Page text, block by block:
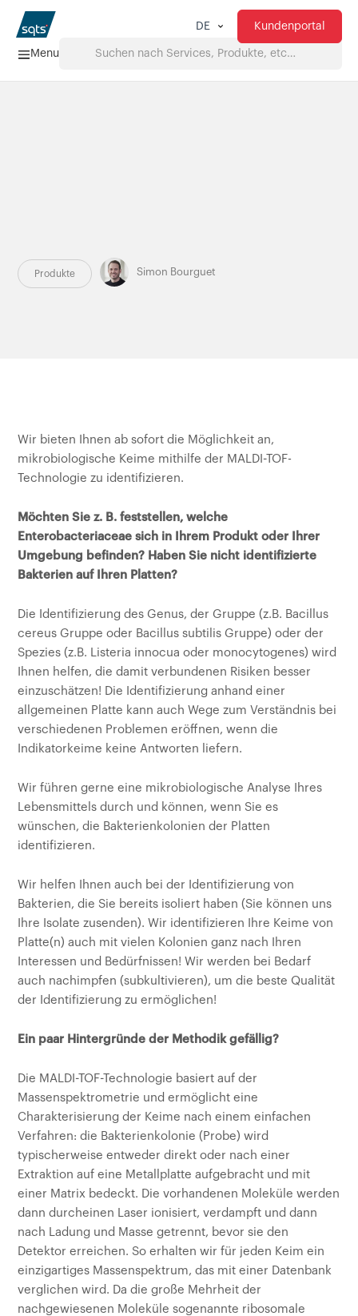
Menu
DE Kundenportal
Über uns
Produkte Simon Bourguet
Wir bieten Ihnen ab sofort die Möglichkeit an,
mikrobiologische Keime mithilfe der MALDI-TOF-
Technologie zu identifizieren.
Möchten Sie z. B. feststellen, welche
Enterobacteriaceae sich in Ihrem Produkt oder Ihrer
Umgebung befinden? Haben Sie nicht identifizierte
Bakterien auf Ihren Platten?
Die Identifizierung des Genus, der Gruppe (z.B. Bacillus
cereus Gruppe oder Bacillus subtilis Gruppe) oder der
Spezies (z.B. Listeria innocua oder monocytogenes) wird
Ihnen helfen, die damit verbundenen Risiken besser
einzuschätzen! Die Identifizierung anhand einer
allgemeinen Platte kann auch Wege zum Verständnis bei
verschiedenen Problemen eröffnen, wenn die
Indikatorkeime keine Antworten liefern.
Wir führen gerne eine mikrobiologische Analyse Ihres
Lebensmittels durch und können, wenn Sie es
wünschen, die Bakterienkolonien der Platten
identifizieren.
Wir helfen Ihnen auch bei der Identifizierung von
Bakterien, die Sie bereits isoliert haben (Sie können uns
Ihre Isolate zusenden). Wir identifizieren Ihre Keime von
Platte(n) auch mit vielen Kolonien ganz nach Ihren
Interessen und Bedürfnissen! Wir werden bei Bedarf
auch nachimpfen (subkultivieren), um die beste Qualität
der Identifizierung zu ermöglichen!
Ein paar Hintergründe der Methodik gefällig?
Die MALDI-TOF-Technologie basiert auf der
Massenspektrometrie und ermöglicht eine
Charakterisierung der Keime nach einem einfachen
Verfahren: die Bakterienkolonie (Probe) wird
typischerweise entweder direkt oder nach einer
Extraktion auf eine Metallplatte aufgebracht und mit
einer Matrix bedeckt. Die vorhandenen Moleküle werden
dann durcheinen Laser ionisiert, verdampft und dann
nach Ladung und Masse getrennt, bevor sie den
Detektor erreichen. So erhalten wir für jeden Keim ein
einzigartiges Massenspektrum, das mit einer Datenbank
verglichen wird. Da die große Mehrheit der
nachgewiesenen Moleküle sogenannte ribosomale